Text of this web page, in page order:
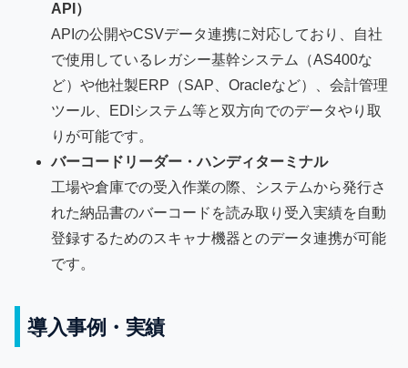
API）
APIの公開やCSVデータ連携に対応しており、自社
で使用しているレガシー基幹システム（AS400な
ど）や他社製ERP（SAP、Oracleなど）、会計管理
ツール、EDIシステム等と双方向でのデータやり取
りが可能です。
バーコードリーダー・ハンディターミナル
工場や倉庫での受入作業の際、システムから発行さ
れた納品書のバーコードを読み取り受入実績を自動
登録するためのスキャナ機器とのデータ連携が可能
です。
導入事例・実績